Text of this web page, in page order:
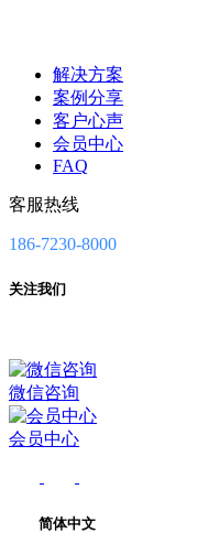
解决方案
案例分享
客户心声
会员中心
FAQ
客服热线
186-7230-8000
关注我们
微信咨询
会员中心
简体中文